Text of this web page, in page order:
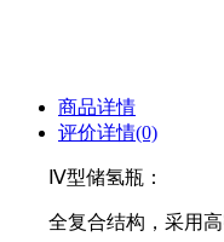
商品详情
评价详情(0)
Ⅳ型储氢瓶：
全复合结构，采用高密